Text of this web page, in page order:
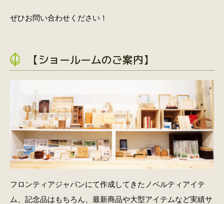
ぜひお問い合わせください！
【ショールームのご案内】
フロンティアジャパンにて作成してきたノベルティアイテ
ム、記念品はもちろん、最新商品や大型アイテムなど実績サ